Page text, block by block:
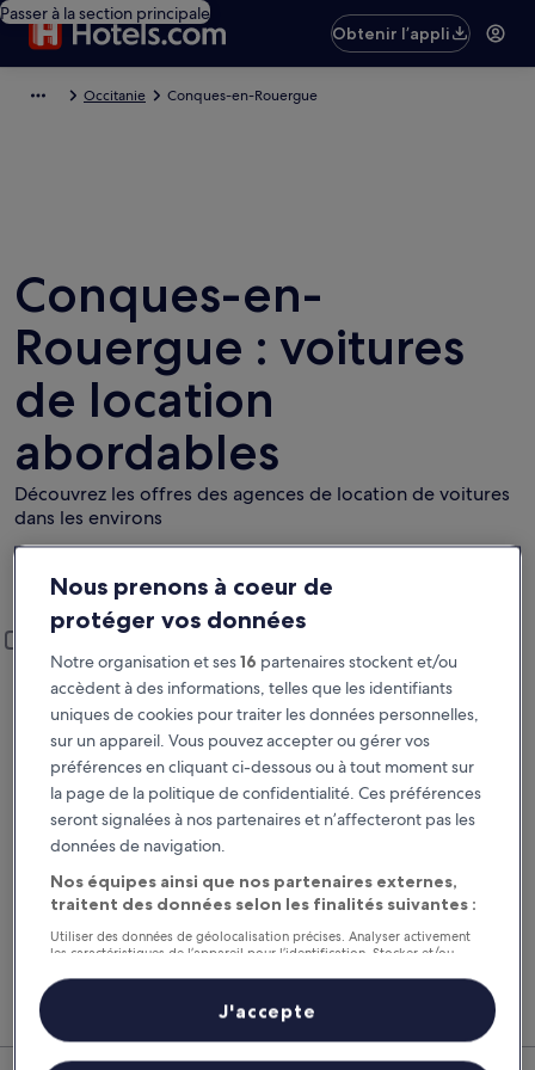
Passer à la section principale
Obtenir l’appli
Occitanie Conques-en-Rouergue
Conques-en-
Rouergue : voitures
de location
abordables
Découvrez les offres des agences de location de voitures
dans les environs
Conques-en-Rouergue
Lieu de prise en charge et restitution
Prise en charge
22 août
Restitution
23 août
Prise en charge
Restitution
J’ai un code de réduction
Rechercher
hôtel et location de voiture pour économiser au
Nous prenons à coeur de
protéger vos données
Notre organisation et ses16 partenaires stockent et/ou
accèdent à des informations, telles que les identifiants
uniques de cookies pour traiter les données personnelles,
sur un appareil. Vous pouvez accepter ou gérer vos
préférences en cliquant ci-dessous ou à tout moment sur
la page de la politique de confidentialité. Ces préférences
seront signalées à nos partenaires et n’affecteront pas les
données de navigation.
Nos équipes ainsi que nos partenaires externes,
traitent des données selon les finalités suivantes :
Utiliser des données de géolocalisation précises. Analyser activement
les caractéristiques de l’appareil pour l’identification. Stocker et/ou
personnalisés, mesure de performance des publicités et du contenu,
études d’audience et développement de services.
Liste de nos partenaires (fournisseurs)
J'accepte